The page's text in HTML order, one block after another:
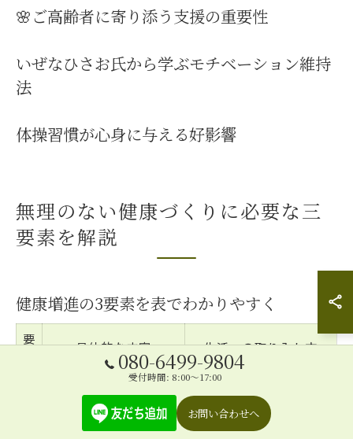
🌸ご高齢者に寄り添う支援の重要性
いぜなひさお氏から学ぶモチベーション維持
法
体操習慣が心身に与える好影響
無理のない健康づくりに必要な三
要素を解説
健康増進の3要素を表でわかりやすく
要
具体的な内容 生活への取り入れ方
日常の歩行・体操・教
毎日続ける・外出する習
慣を作る
バランスのとれた食 食事バランスを意識・食
080-6499-9804
受付時間: 8:00～17:00
お問い合わせへ